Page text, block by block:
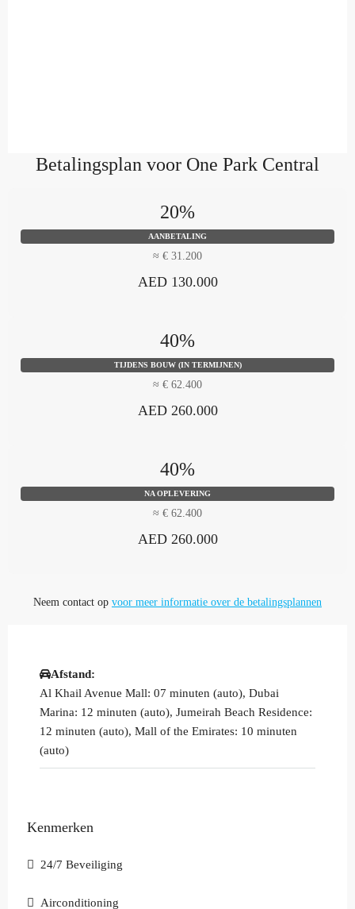
Betalingsplan voor One Park Central
20%
AANBETALING
≈ € 31.200
AED 130.000
40%
TIJDENS BOUW (IN TERMIJNEN)
≈ € 62.400
AED 260.000
40%
NA OPLEVERING
≈ € 62.400
AED 260.000
Neem contact op voor meer informatie over de betalingsplannen
Afstand:
Al Khail Avenue Mall: 07 minuten (auto), Dubai
Marina: 12 minuten (auto), Jumeirah Beach Residence:
12 minuten (auto), Mall of the Emirates: 10 minuten
(auto)
Kenmerken
24/7 Beveiliging
Airconditioning